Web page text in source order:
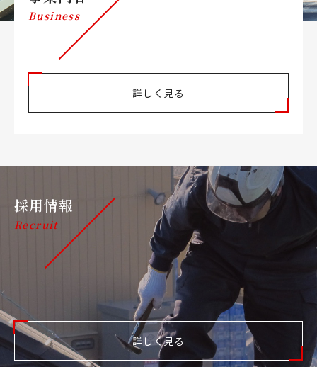
Business
詳しく見る
採用情報
Recruit
詳しく見る